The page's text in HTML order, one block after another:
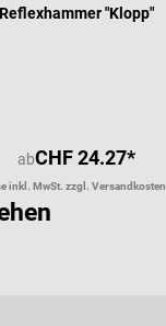
Reflexhammer "Klopp"
abCHF 24.27*
inkl. MwSt. zzgl. Versandkosten